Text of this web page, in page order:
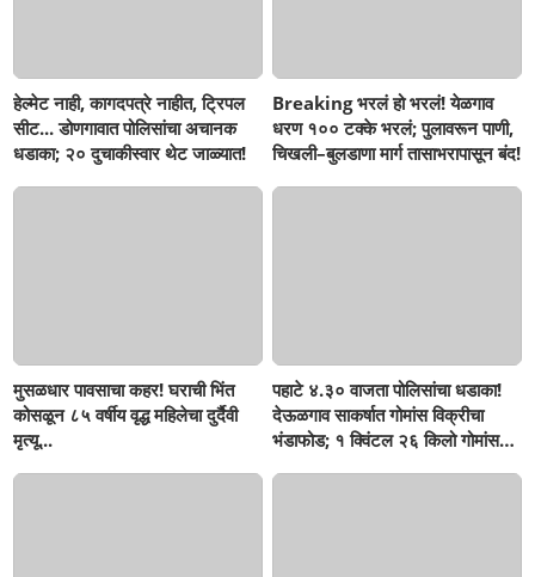
हेल्मेट नाही, कागदपत्रे नाहीत, ट्रिपल
सीट... डोणगावात पोलिसांचा अचानक
धडाका; २० दुचाकीस्वार थेट जाळ्यात!
Breaking भरलं हो भरलं! येळगाव
धरण १०० टक्के भरलं; पुलावरून पाणी,
चिखली–बुलडाणा मार्ग तासाभरापासून बंद!
मुसळधार पावसाचा कहर! घराची भिंत
कोसळून ८५ वर्षीय वृद्ध महिलेचा दुर्दैवी
मृत्यू...
पहाटे ४.३० वाजता पोलिसांचा धडाका!
देऊळगाव साकर्षात गोमांस विक्रीचा
भंडाफोड; १ क्विंटल २६ किलो गोमांस